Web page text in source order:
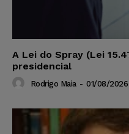
A Lei do Spray (Lei
presidencial
Rodrigo Maia - 01/08/2026